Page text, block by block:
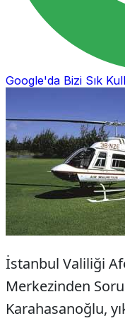
Google'da Bizi Sık
İstanbul Valiliği
Merkezinden
Karahasanoğlu,